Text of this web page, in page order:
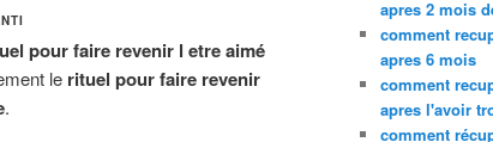
pour faire revenir l etre aimé
le rituel pour faire revenir
.
apres 2 mois
comment
apres 6 mois
comment
apres l'avoir
comment